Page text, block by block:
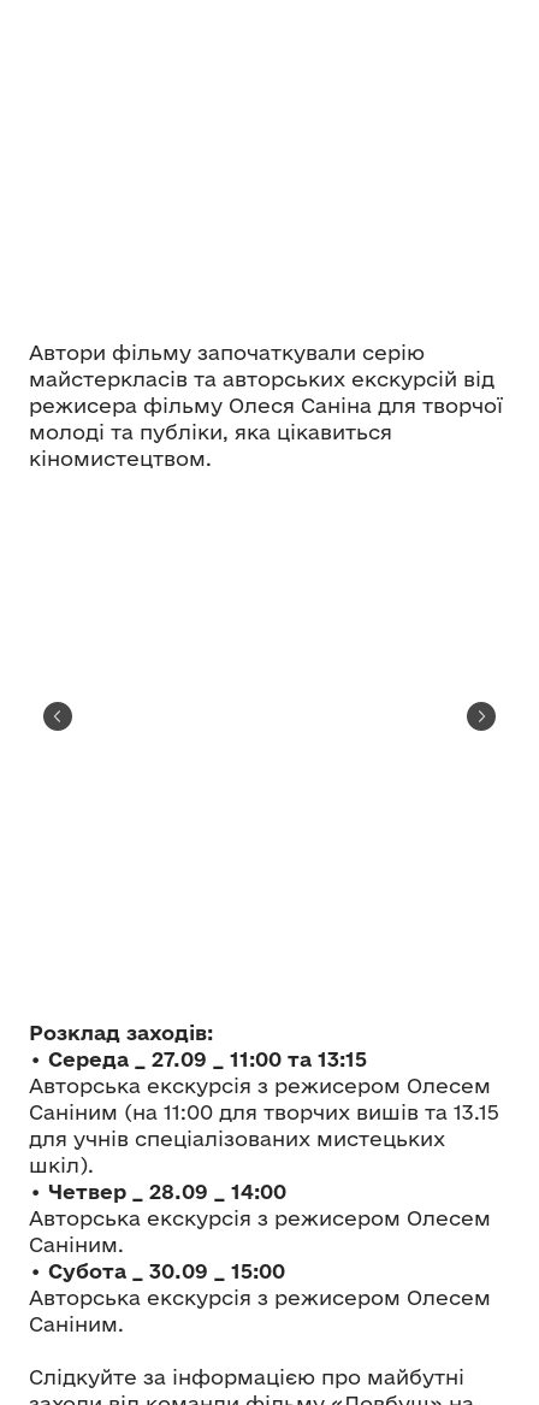
Автори фільму започаткували серію
майстеркласів та авторських екскурсій від
режисера фільму Олеся Саніна для творчої
молоді та публіки, яка цікавиться
кіномистецтвом.
Розклад заходів:
• Середа _ 27.09 _ 11:00 та 13:15
Авторська екскурсія з режисером Олесем
Саніним (на 11:00 для творчих вишів та 13.15
для учнів спеціалізованих мистецьких
шкіл).
• Четвер _ 28.09 _ 14:00
Авторська екскурсія з режисером Олесем
Саніним.
• Субота _ 30.09 _ 15:00
Авторська екскурсія з режисером Олесем
Саніним.
Слідкуйте за інформацією про майбутні